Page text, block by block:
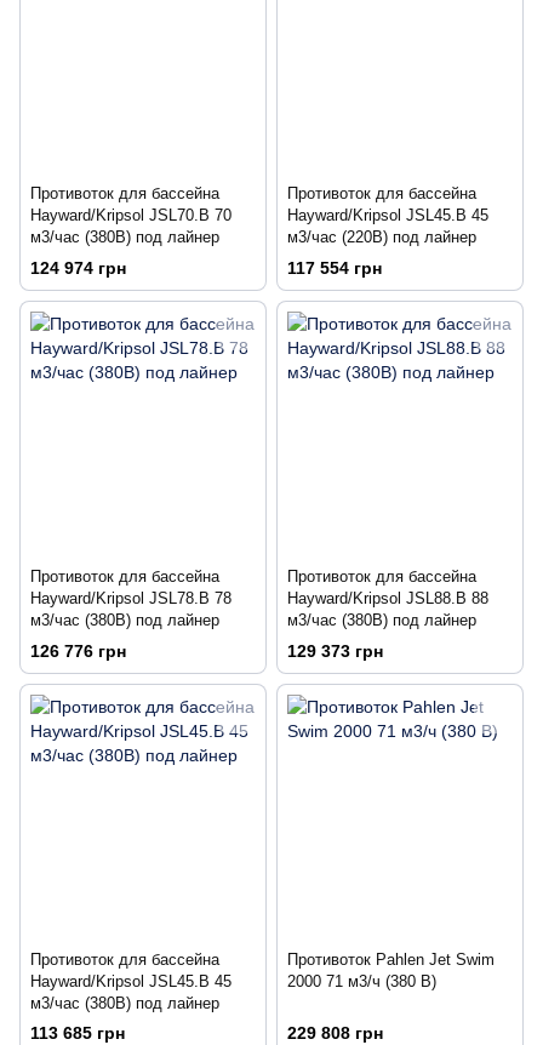
Противоток для бассейна
Hayward/Kripsol JSL70.B 70
м3/час (380В) под лайнер
124 974 грн
Противоток для бассейна
Hayward/Kripsol JSL45.B 45
м3/час (220В) под лайнер
117 554 грн
Противоток для бассейна
Hayward/Kripsol JSL78.B 78
м3/час (380В) под лайнер
126 776 грн
Противоток для бассейна
Hayward/Kripsol JSL88.B 88
м3/час (380В) под лайнер
129 373 грн
Противоток для бассейна
Hayward/Kripsol JSL45.B 45
м3/час (380В) под лайнер
113 685 грн
Противоток Pahlen Jet Swim
2000 71 м3/ч (380 В)
229 808 грн